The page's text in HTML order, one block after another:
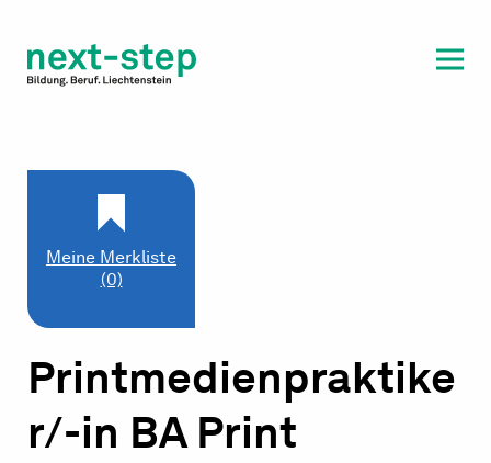
Beratung & Unterstützung
Meine Merkliste
(0)
Printmedienpraktike
r/-in BA Print